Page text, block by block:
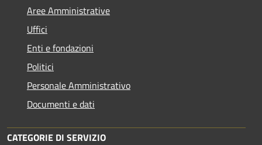
Aree Amministrative
Uffici
Enti e fondazioni
Politici
Personale Amministrativo
Documenti e dati
CATEGORIE DI SERVIZIO